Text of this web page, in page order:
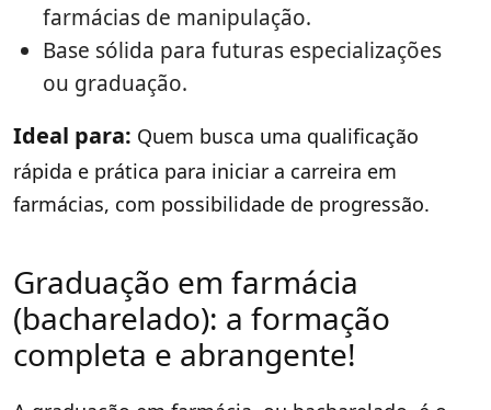
farmácias de manipulação.
Base sólida para futuras especializações
ou graduação.
Ideal para: Quem busca uma qualificação
rápida e prática para iniciar a carreira em
farmácias, com possibilidade de progressão.
Graduação em farmácia
(bacharelado): a formação
completa e abrangente!